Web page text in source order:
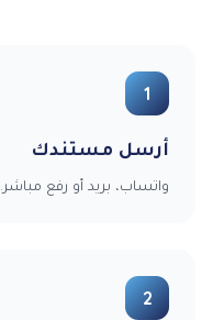
1
أرسل مستندك
واتساب، بريد أو رفع
2